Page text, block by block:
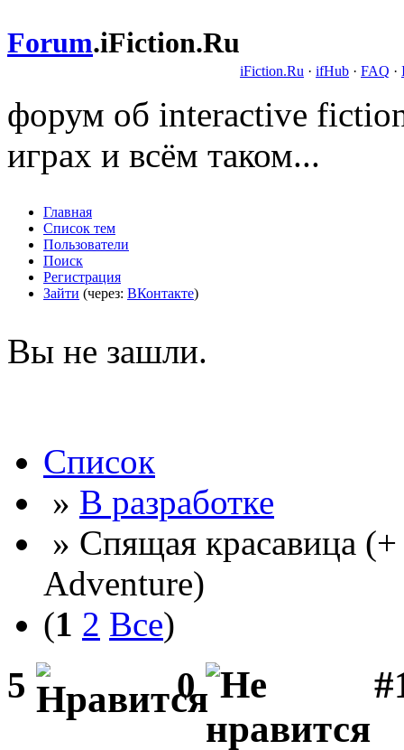
Forum.iFiction.Ru
iFiction.Ru · ifHub · FAQ ·
форум об interactive
играх и всём таком...
Главная
Список тем
Пользователи
Поиск
Регистрация
Зайти (через: ВКонтакте)
Вы не зашли.
Список
» В разработке
» Спящая красавица
Adventure)
(1 2 Все)
5 0